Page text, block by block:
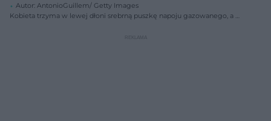
Autor: AntonioGuillem/ Getty Images
Kobieta trzyma w lewej dłoni srebrną puszkę napoju gazowanego, a w
słodzonych napojach, negatywnie wpływającą na trzustkę. Więcej o